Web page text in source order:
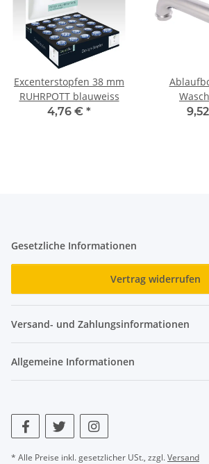
Excenterstopfen 38 mm
RUHRPOTT blauweiss
4,76 € *
Gesetzliche Informationen
Vertrag widerrufen
Versand- und Zahlungsinformationen
Allgemeine Informationen
* Alle Preise inkl. gesetzlicher USt., zzgl.Versand